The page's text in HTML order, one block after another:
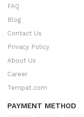
FAQ
Blog
Contact Us
Privacy Policy
About Us
Career
Tempat.com
PAYMENT METHOD